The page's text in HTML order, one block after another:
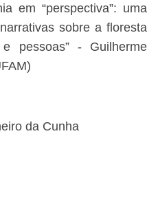
em “perspectiva”: uma
sobre a floresta
pessoas” - Guilherme
da Cunha